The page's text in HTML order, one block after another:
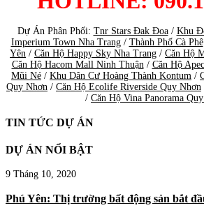
Dự Án Phân Phối: Tnr Stars Đak Đoa/ Khu
Imperium Town Nha Trang/ Thành Phố Cà Phê
Yên / Căn Hộ Happy Sky Nha Trang / Căn Hộ
Căn Hộ Hacom Mall Ninh Thuận / Căn Hộ
Mũi Né / Khu Dân Cư Hoàng Thành Kontum /
Quy Nhơn / Căn Hộ Ecolife Riverside Quy Nhơn
/ Căn Hộ Vina Panorama
TIN TỨC DỰ ÁN
DỰ ÁN NỔI BẬT
9 Tháng 10, 2020
Phú Yên: Thị trường bất động sản bắt